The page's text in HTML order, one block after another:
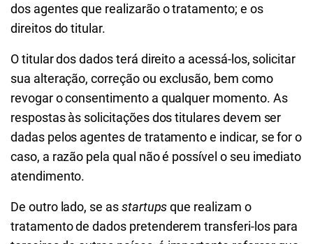
dos agentes que realizarão o tratamento; e os
direitos do titular.
O titular dos dados terá direito a acessá-los, solicitar
sua alteração, correção ou exclusão, bem como
revogar o consentimento a qualquer momento. As
respostas às solicitações dos titulares devem ser
dadas pelos agentes de tratamento e indicar, se for o
caso, a razão pela qual não é possível o seu imediato
atendimento.
De outro lado, se asstartupsque realizam o
tratamento de dados pretenderem transferi-los para